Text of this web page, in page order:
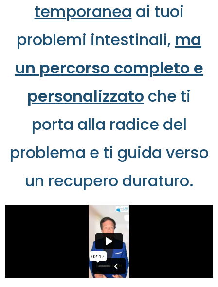
temporanea ai tuoi
problemi intestinali, ma
un percorso completo e
personalizzato che ti
porta alla radice del
problema e ti guida verso
un recupero duraturo.